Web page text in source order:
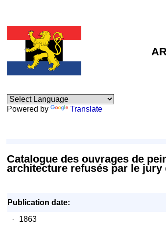
Powered by Translate
Catalogue des ouvrages de
architecture refusés par le jury
Publication date:
·
1863